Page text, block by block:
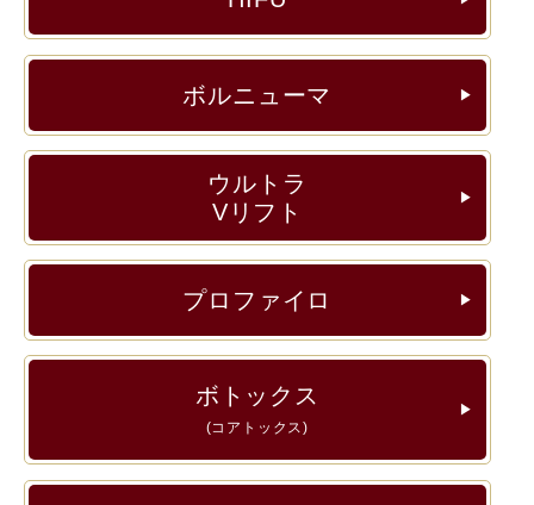
ボルニューマ ▶︎
ウルトラ
Vリフト
▶︎
プロファイロ ▶︎
ボトックス
(コアトックス)
▶︎